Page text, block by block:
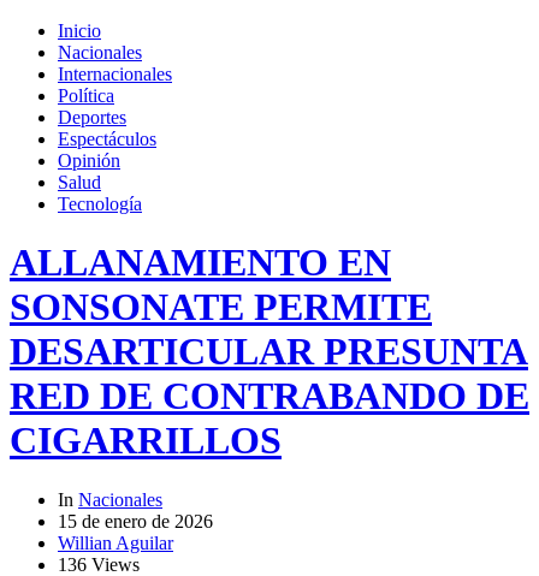
Inicio
Nacionales
Internacionales
Política
Deportes
Espectáculos
Opinión
Salud
Tecnología
ALLANAMIENTO EN
SONSONATE PERMITE
DESARTICULAR PRESUNTA
RED DE CONTRABANDO DE
CIGARRILLOS
In Nacionales
15 de enero de 2026
Willian Aguilar
136 Views